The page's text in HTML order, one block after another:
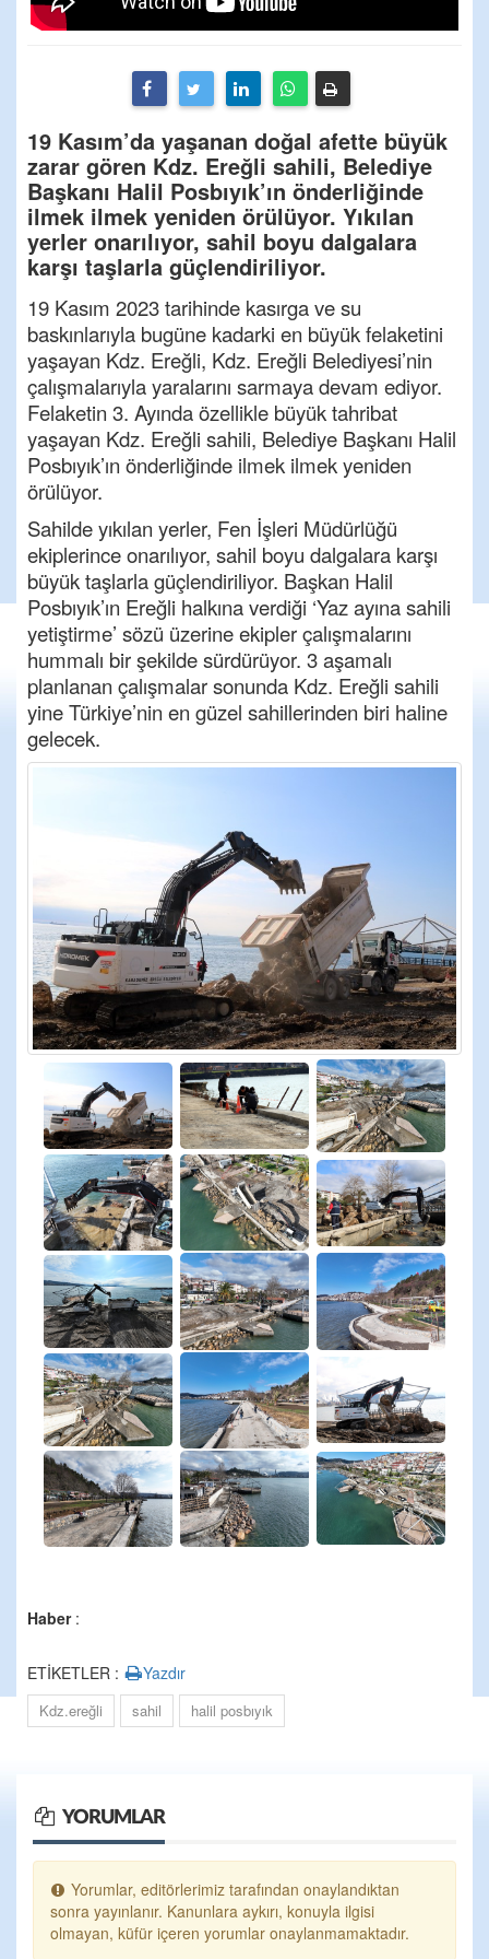
19 Kasım’da yaşanan doğal afette büyük
zarar gören Kdz. Ereğli sahili, Belediye
Başkanı Halil Posbıyık’ın önderliğinde
ilmek ilmek yeniden örülüyor. Yıkılan
yerler onarılıyor, sahil boyu dalgalara
karşı taşlarla güçlendiriliyor.
19 Kasım 2023 tarihinde kasırga ve su
baskınlarıyla bugüne kadarki en büyük felaketini
yaşayan Kdz. Ereğli, Kdz. Ereğli Belediyesi’nin
çalışmalarıyla yaralarını sarmaya devam ediyor.
Felaketin 3. Ayında özellikle büyük tahribat
yaşayan Kdz. Ereğli sahili, Belediye Başkanı Halil
Posbıyık’ın önderliğinde ilmek ilmekyeniden
örülüyor.
Sahilde yıkılan yerler, Fen İşleri Müdürlüğü
ekiplerince onarılıyor, sahil boyu dalgalara karşı
büyük taşlarla güçlendiriliyor. Başkan Halil
Posbıyık’ın Ereğli halkına verdiği ‘Yaz ayına sahili
yetiştirme’ sözü üzerine ekipler çalışmalarını
hummalı bir şekilde sürdürüyor. 3 aşamalı
planlanan çalışmalar sonunda Kdz. Ereğli sahili
yine Türkiye’nin en güzel sahillerinden biri haline
gelecek.
Haber:
ETİKETLER : Yazdır
Kdz.ereğli sahil halil posbıyık
YORUMLAR
Yorumlar, editörlerimiz tarafından onaylandıktan
sonra yayınlanır. Kanunlara aykırı, konuyla ilgisi
olmayan, küfür içeren yorumlar onaylanmamaktadır.